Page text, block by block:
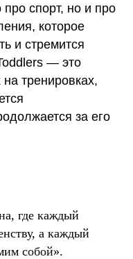
спорт, но и про
которое
и стремится
— это
тренировках,
за его
где каждый
а каждый
собой».